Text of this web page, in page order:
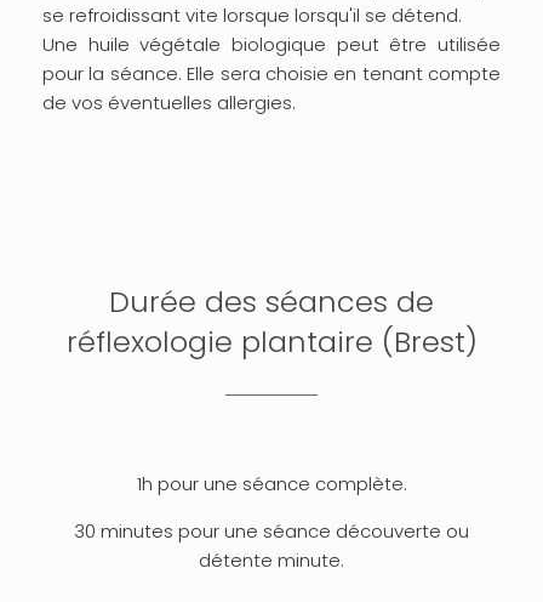
se refroidissant vite lorsque lorsqu'il se détend.
Une huile végétale biologique peut être utilisée
pour la séance. Elle sera choisie en tenant compte
de vos éventuelles allergies.
Durée des séances de
réflexologie plantaire (Brest)
1h pour une séance complète.
30 minutes pour une séance découverte ou
détente minute.